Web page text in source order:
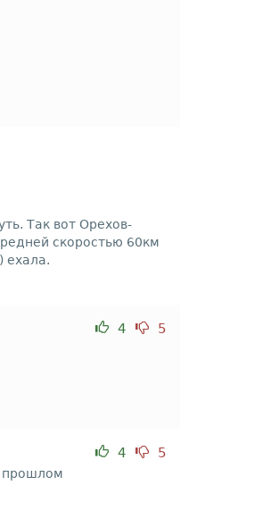
Так вот Орехов-
скоростью 60км
ехала.
4 5
4 5
прошлом